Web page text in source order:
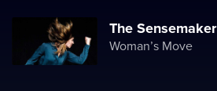
The Sensemaker
Woman’s Move